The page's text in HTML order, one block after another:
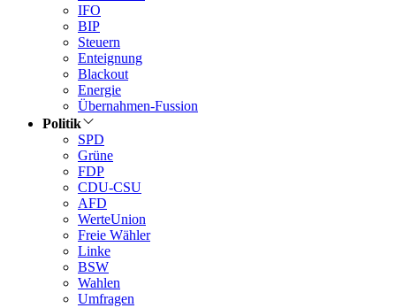
IFO
BIP
Steuern
Enteignung
Blackout
Energie
Übernahmen-Fussion
Politik
SPD
Grüne
FDP
CDU-CSU
AFD
WerteUnion
Freie Wähler
Linke
BSW
Wahlen
Umfragen